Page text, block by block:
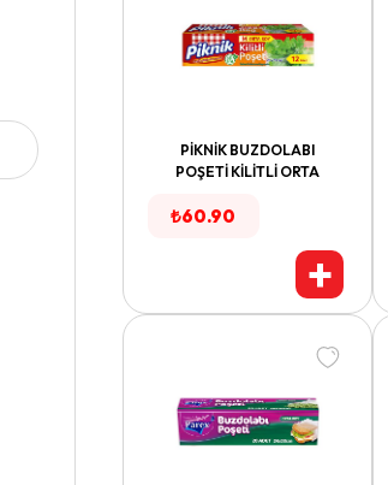
PİKNİK BUZDOLABI
POŞETİ KİLİTLİ ORTA
₺60.90
+